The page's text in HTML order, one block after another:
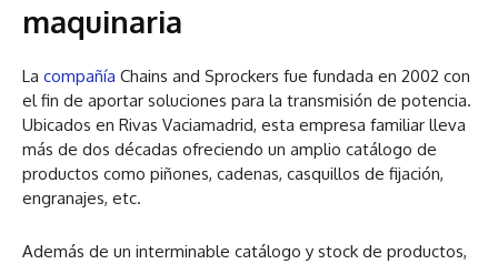
maquinaria
La compañía Chains and Sprockers fue fundada en 2002 con
el fin de aportar soluciones para la transmisión de potencia.
Ubicados en Rivas Vaciamadrid, esta empresa familiar lleva
más de dos décadas ofreciendo un amplio catálogo de
productos como piñones, cadenas, casquillos de fijación,
engranajes, etc.
Además de un interminable catálogo y stock de productos,